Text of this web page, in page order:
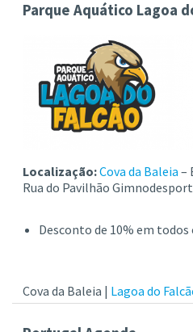
Parque Aquático Lagoa
Localização:Cova da Baleia –
Rua do Pavilhão
Desconto de 10% em todos
Cova da Baleia | Lagoa do